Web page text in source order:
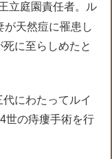
立庭園責任者。ル
が天然痘に罹患し
に至らしめたと
にわたってルイ
世の痔瘻手術を行